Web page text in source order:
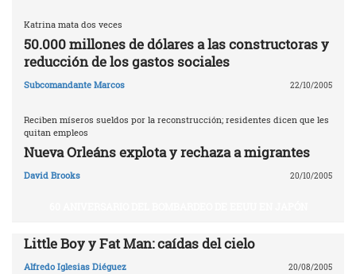
Katrina mata dos veces
50.000 millones de dólares a las constructoras y
reducción de los gastos sociales
Subcomandante Marcos 22/10/2005
Reciben míseros sueldos por la reconstrucción; residentes dicen que les
quitan empleos
Nueva Orleáns explota y rechaza a migrantes
David Brooks 20/10/2005
Little Boy y Fat Man: caídas del cielo
Alfredo Iglesias Diéguez 20/08/2005